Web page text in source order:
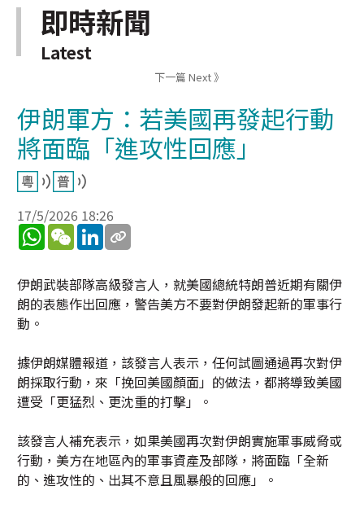
即時新聞
Latest
下一篇 Next 》
伊朗軍方：若美國再發起行動
將面臨「進攻性回應」
17/5/2026 18:26
WhatsApp
WeChatLinkedIn
伊朗武裝部隊高級發言人，就美國總統特朗普近期有關伊
朗的表態作出回應，警告美方不要對伊朗發起新的軍事行
動。
據伊朗媒體報道，該發言人表示，任何試圖通過再次對伊
朗採取行動，來「挽回美國顏面」的做法，都將導致美國
遭受「更猛烈、更沈重的打擊」。
該發言人補充表示，如果美國再次對伊朗實施軍事威脅或
行動，美方在地區內的軍事資產及部隊，將面臨「全新
的、進攻性的、出其不意且風暴般的回應」。